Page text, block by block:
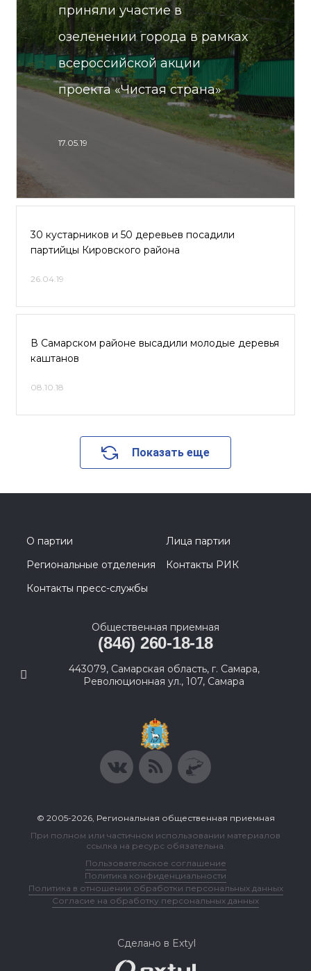
приняли участие в
озеленении города в рамках
всероссийской акции
проекта «Чистая страна»
17.05.19
30 кустарников и 50 деревьев посадили
партийцы Кировского района
26.04.19
В Самарском районе высадили молодые деревья
каштанов
08.10.18
Показать еще
О партии
Лица партии
Региональные отделения
Контакты РИК
Контакты пресс-службы
Общественная приемная
(846) 260-18-18
443079, Самарская область, г. Самара,
Революционная ул., 107, Самара
© 2005-2026, Региональная общественная приемная
При полном или частичном использовании материалов
ссылка на ресурс обязательна.
Пользовательское соглашение
Политика конфиденциальности
Политика в отношении обработки персональных данных
Согласие на обработку персональных данных
Сделано в Extyl